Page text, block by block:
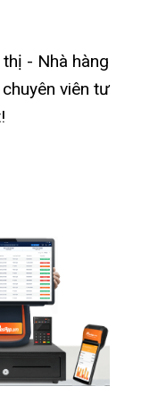
- Nhà hàng
viên tư